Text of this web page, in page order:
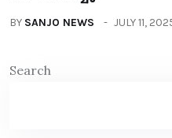
BY SANJO NEWS JULY 11,
Search